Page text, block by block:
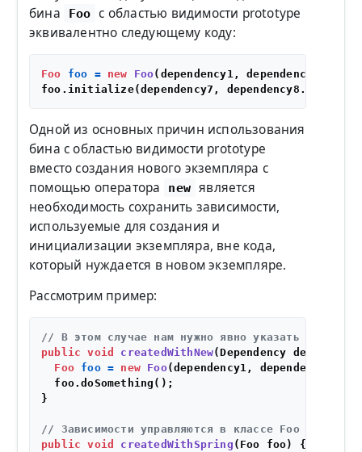
бина
Foo с областью видимости prototype
эквивалентно следующему коду:
Foo foo = new Foo(dependency1, dependency2,
Одной из основных причин использования
бина с областью видимости prototype
вместо создания нового экземпляра с
помощью оператора
new является
необходимость сохранить зависимости,
используемые для создания и
инициализации экземпляра, вне кода,
который нуждается в новом экземпляре.
Рассмотрим пример:
// В этом случае нам нужно явно указать
public
void createdWithNew(Dependency
Foo foo = new Foo(dependency1, dependency2,
  foo.doSomething();
}
// Зависимости управляются в классе Foo с
public
void createdWithSpring (Foo foo)
{